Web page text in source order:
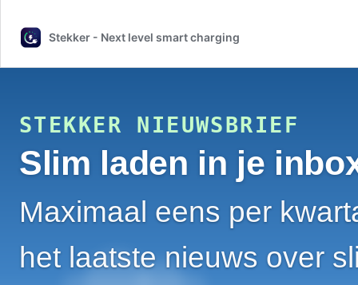
Stekker - Next level smart charging
STEKKER NIEUWSBRIEF
Slim laden in je
Maximaal eens per
het laatste nieuws over